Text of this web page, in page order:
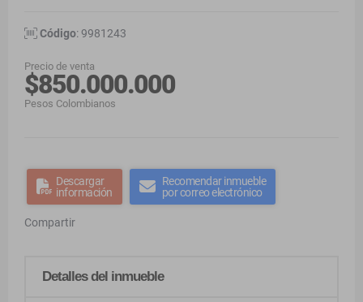
Código: 9981243
Precio de venta
$850.000.000
Pesos Colombianos
Descargar
información
Recomendar inmueble
por correo electrónico
Compartir
Detalles del inmueble